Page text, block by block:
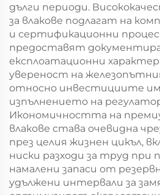
дълги периоди.
за влакове подлагат на
и сертификационни
предоставят
експлоатационни
увереност на
относно инвестициите им
изпълнението на
Икономичността на
влакове става очевидна
през целия жизнен цикъл,
ниски разходи за труд при
намалени запаси от
удължени интервали за